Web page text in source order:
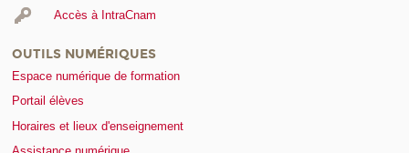
Accès à IntraCnam
OUTILS NUMÉRIQUES
Espace numérique de formation
Portail élèves
Horaires et lieux d'enseignement